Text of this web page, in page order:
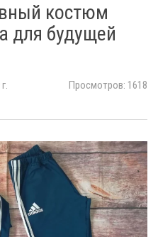
костюм
для будущей
Просмотров: 1618